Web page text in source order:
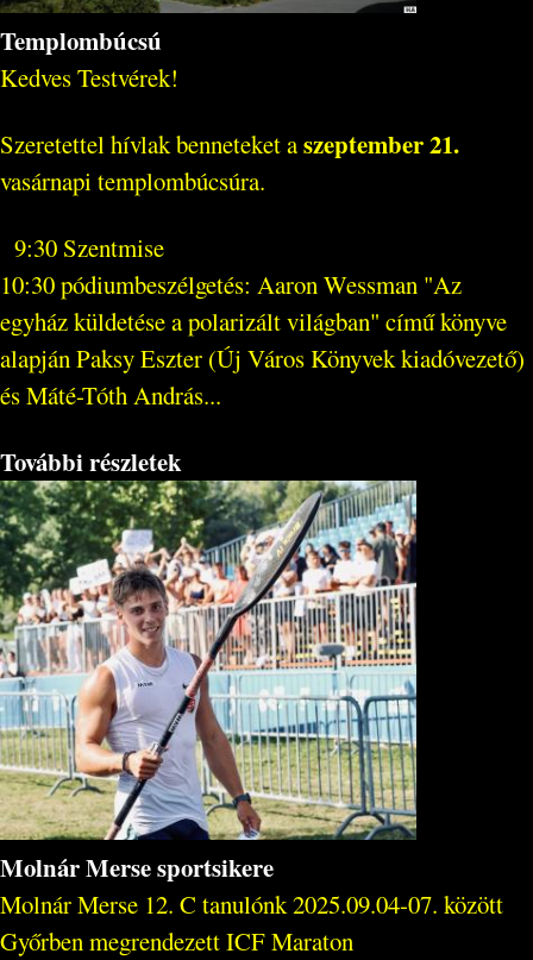
Templombúcsú
Kedves Testvérek!
Szeretettel hívlak benneteket aszeptember 21.
vasárnapi templombúcsúra.
9:30 Szentmise
10:30 pódiumbeszélgetés: Aaron Wessman "Az
egyház küldetése a polarizált világban" című könyve
alapján Paksy Eszter (Új Város Könyvek kiadóvezető)
és Máté-Tóth András...
További részletek
Molnár Merse sportsikere
Molnár Merse 12. C tanulónk 2025.09.04-07. között
Győrben megrendezett ICF Maraton